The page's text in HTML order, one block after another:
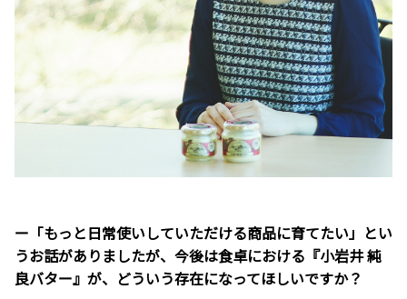
ー「もっと日常使いしていただける商品に育てたい」とい
うお話がありましたが、今後は食卓における『小岩井 純
良バター』が、どういう存在になってほしいですか？